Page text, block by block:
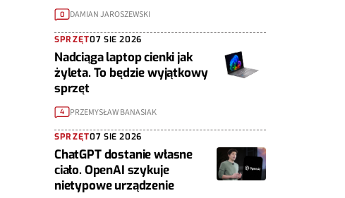
0 DAMIAN JAROSZEWSKI
SPRZĘT07 SIE 2026
Nadciąga laptop cienki jak
żyleta. To będzie wyjątkowy
sprzęt
4 PRZEMYSŁAW BANASIAK
SPRZĘT07 SIE 2026
ChatGPT dostanie własne
ciało. OpenAI szykuje
nietypowe urządzenie